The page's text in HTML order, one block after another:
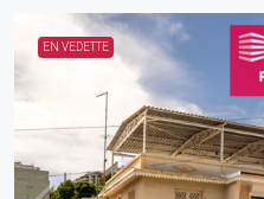
EN VEDETTE